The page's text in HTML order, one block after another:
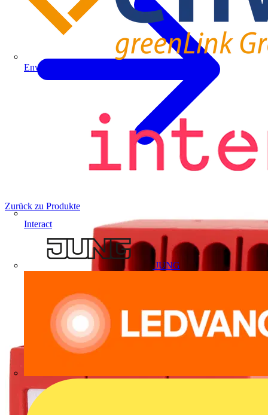
Enwitec
Interact
JUNG
Zurück zu Produkte